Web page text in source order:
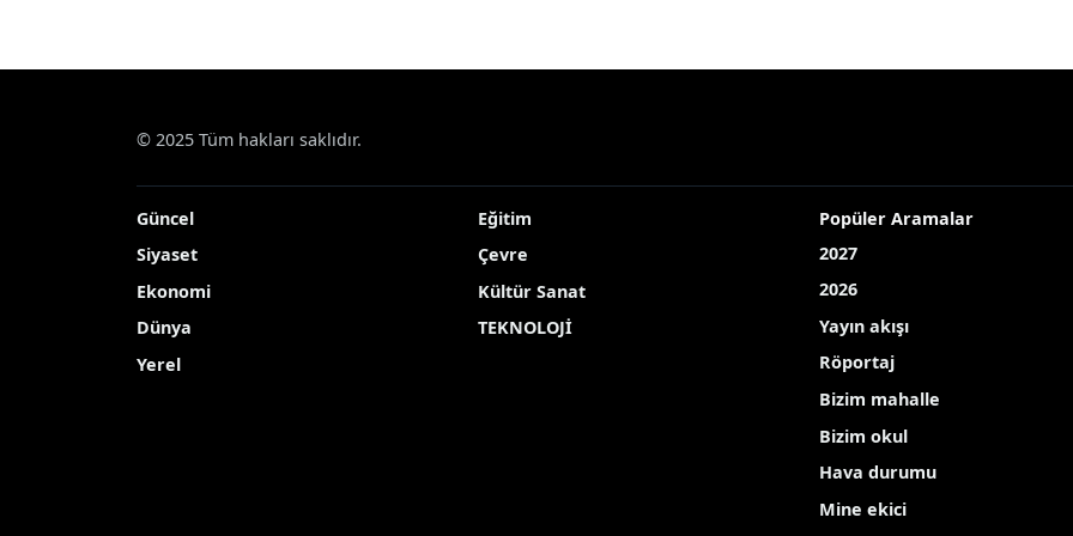
Haberler Çevre Bereketli yağmurlar Konya’yı sevindirdi
Bereketli yağmurlar Konya’yı sevindirdi
günlük yaşamı zorlaştırdığı ifade ediliyor.